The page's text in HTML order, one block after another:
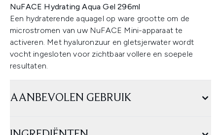
NuFACE Hydrating Aqua Gel 296ml
Een hydraterende aquagel op ware grootte om de
microstromen van uw NuFACE Mini-apparaat te
activeren. Met hyaluronzuur en gletsjerwater wordt
vocht ingesloten voor zichtbaar vollere en soepele
resultaten.
AANBEVOLEN GEBRUIK